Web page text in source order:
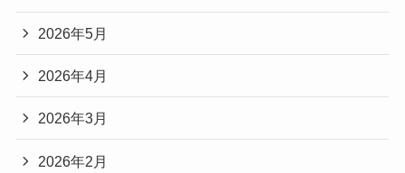
2026年5月
2026年4月
2026年3月
2026年2月